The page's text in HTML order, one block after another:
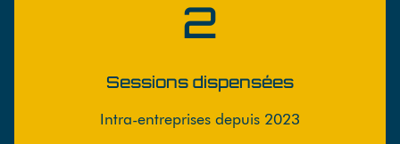
2
Sessions dispensées
Intra-entreprises depuis 2023